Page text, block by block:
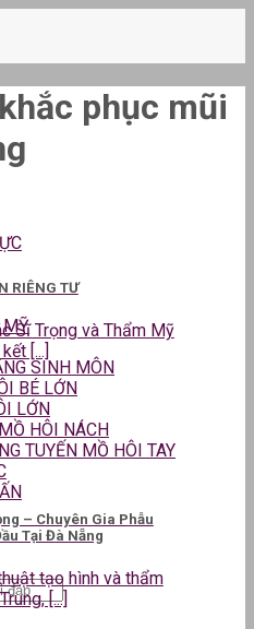
MỸ
SINH MÔN
BÉ LỚN
LỚN
HÔI NÁCH
TUYẾN MỒ HÔI TAY
khắc phục mũi
RIÊNG TƯ
Sĩ Trọng và Thẩm Mỹ
[...]
– Chuyên Gia Phẫu
Tại Đà Nẵng
tạo hình và thẩm
[...]